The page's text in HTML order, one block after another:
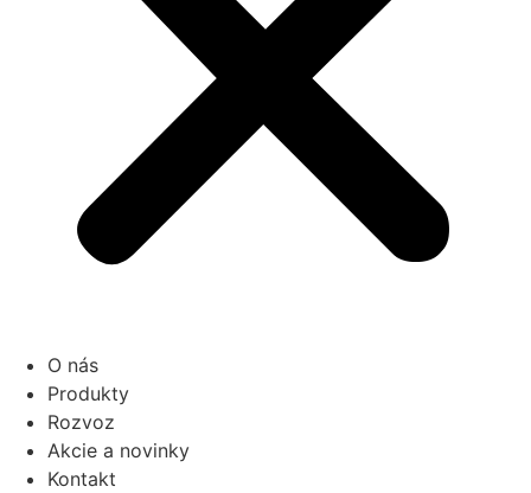
O nás
Produkty
Rozvoz
Akcie a novinky
Kontakt